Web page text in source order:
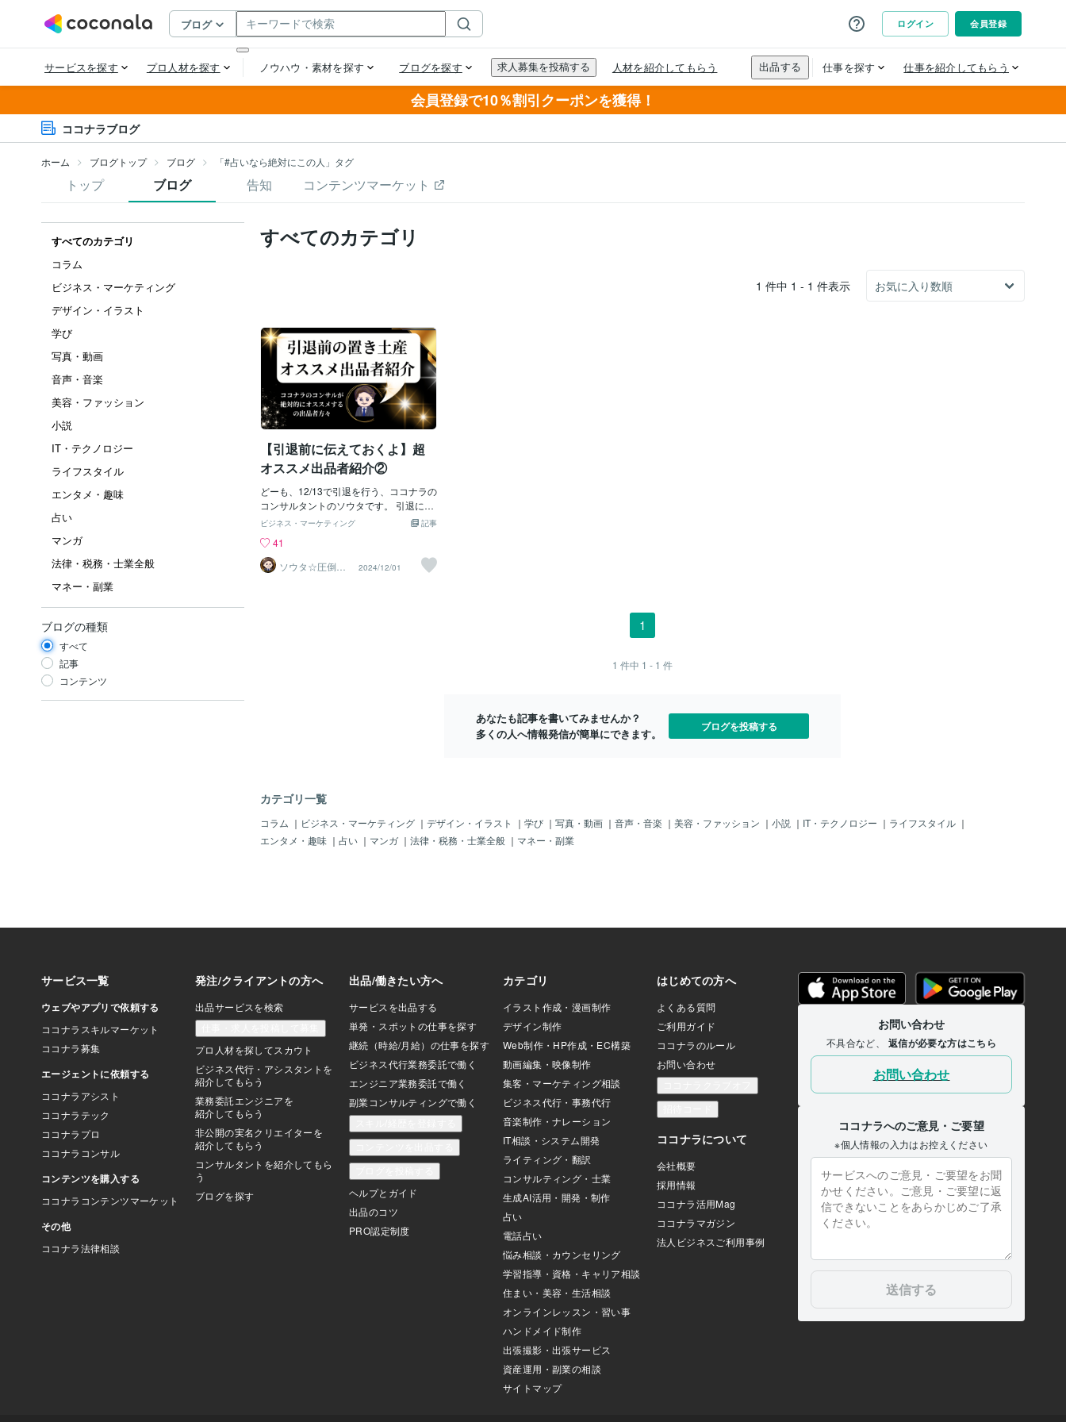
会員登録で10％割引クーポンを獲得！
ココナラブログ
ホーム ブログトップ ブログ 「#占いなら絶対にこの人」タグ
トップ ブログ 告知 コンテンツマーケット
すべてのカテゴリ
コラム
ビジネス・マーケティング
デザイン・イラスト
学び
写真・動画
音声・音楽
美容・ファッション
小説
IT・テクノロジー
ライフスタイル
エンタメ・趣味
占い
マンガ
法律・税務・士業全般
マネー・副業
ブログの種類
すべて
記事
コンテンツ
すべてのカテゴリ
1 件中 1 - 1 件表示
【引退前に伝えておくよ】超
オススメ出品者紹介②
どーも、12/13で引退を行う、ココナラの
コンサルタントのソウタです。 引退にあ
たって、自分が超絶オススメするココナ
紹介記事はこちら⇩⇩⇩第２回目の出品者紹
介はこの方【天音☆はる【スターシード
覚醒ヒーラー】】《ひとこと紹介》天音
分のことを紹介してもらいました。今月
からプラチナランクを達成することがで
きたという、自分としても非常に嬉しい
結果で、安心して引退ができます(笑)そ
んな嬉しく紹介いただいた記事はこちら⇩
を開催しています。 ココナラ引退への想
いや今後については、こちらのブログを
お読みください。最後までお読みいただ
き、ありがとうございました！！
記事
ビジネス・マーケティング
41
ソウタ☆圧倒的
実績のココナ ラ
2024/12/01
1
1 件中 1 - 1 件
あなたも記事を書いてみませんか？
多くの人へ情報発信が簡単にできます。
ブログを投稿する
カテゴリ一覧
コラム ｜ ビジネス・マーケティング ｜ デザイン・イラスト ｜ 学び ｜ 写真・動画 ｜ 音声・音楽 ｜ 美容・ファッション ｜ 小説 ｜ IT・テクノロジー ｜ ライフスタイル ｜
エンタメ・趣味 ｜ 占い ｜ マンガ ｜ 法律・税務・士業全般 ｜ マネー・副業